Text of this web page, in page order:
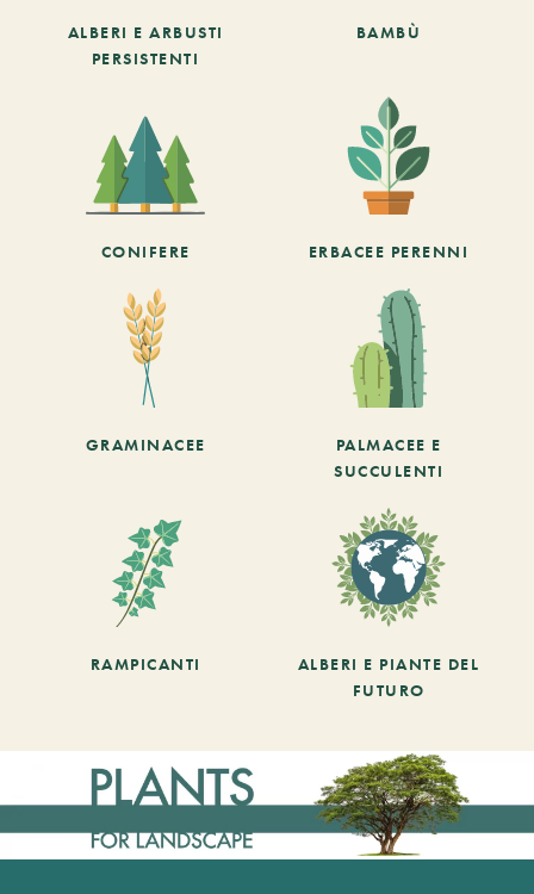
ALBERI E ARBUSTI
PERSISTENTI
BAMBÙ
CONIFERE ERBACEE PERENNI
GRAMINACEE
PALMACEE E
SUCCULENTI
RAMPICANTI
ALBERI E PIANTE DEL
FUTURO